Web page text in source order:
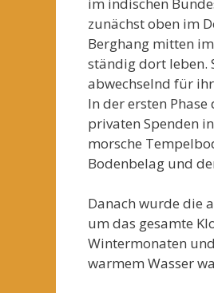
zunächst oben im
Berghang mitten
ständig dort leben.
abwechselnd für
In der ersten
privaten Spenden
morsche
Bodenbelag und
Danach wurde die
um das gesamte
Wintermonaten
warmem Wasser